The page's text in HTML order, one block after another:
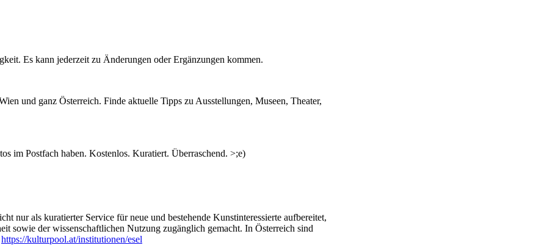
Es kann jederzeit zu Änderungen oder Ergänzungen kommen.
und ganz Österreich. Finde aktuelle Tipps zu Ausstellungen, Museen, Theater,
im Postfach haben. Kostenlos. Kuratiert. Überraschend. >;e)
nur als kuratierter Service für neue und bestehende Kunstinteressierte aufbereitet,
sowie der wissenschaftlichen Nutzung zugänglich gemacht. In Österreich sind
https://kulturpool.at/institutionen/esel